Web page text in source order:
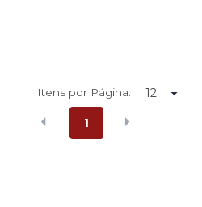
Itens por Página:
1